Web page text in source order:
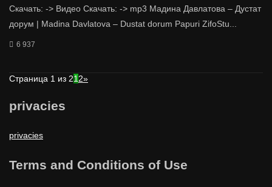
Скачать: -> Видео Скачать: -> mp3 Мадина Давлатова – Дустат
дорум | Madina Davlatova – Dustat dorum Papuri ZifoStu...
6 937
Страница 1 из 212»
privacies
privacies
Terms and Conditions of Use